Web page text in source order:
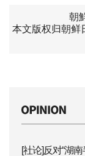
朝
本文版权归朝鲜
[社论]反对“湖